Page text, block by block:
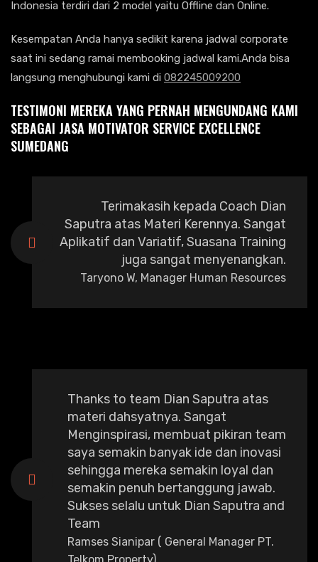
Indonesia terdiri dari 2 model yaitu Offline dan Online.
Kesempatan Anda hanya sedikit karena jadwal corporate
saat ini sedang ramai membooking jadwal kami.Anda bisa
langsung menghubungi kami di 082245009200
TESTIMONI MEREKA YANG PERNAH MENGUNDANG KAMI
SEBAGAI JASA MOTIVATOR SERVICE EXCELLENCE
SUMEDANG
Terimakasih kepada Coach Dian
Saputra atas Materi Kerennya. Sangat
Aplikatif dan Variatif, Suasana Training
juga sangat menyenangkan.
Taryono W, Manager Human Resources
Thanks to team Dian Saputra atas
materi dahsyatnya. Sangat
Menginspirasi, membuat pikiran team
saya semakin banyak ide dan inovasi
sehingga mereka semakin loyal dan
semakin penuh bertanggung jawab.
Sukses selalu untuk Dian Saputra and
Team
Ramses Sianipar ( General Manager PT.